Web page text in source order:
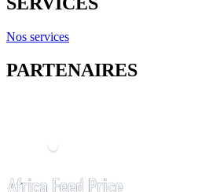
Nos services
PARTENAIRES